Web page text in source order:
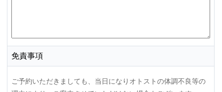
免責事項
ご予約いただきましても、当日になりオトストの体調不良等の